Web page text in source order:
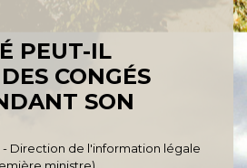
PEUT-IL
CONGÉS
SON
- Direction de l'information légale